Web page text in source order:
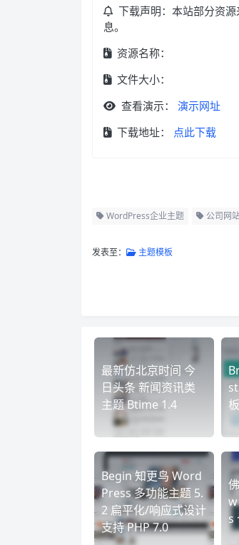
下载声明：本站部分资
息。
资源名称：
文件大小：
查看演示：
演示网址
下载地址：
点此下载
WordPress企业主题 公司网
发表至： 主题模板
最新仿北京时间 今
日头条 新闻资讯类
主题 Btime 1.4
板
Begin 知更鸟 Word
Press 多功能主题 5.
2 扁平化/响应式设计
支持 PHP 7.0
s